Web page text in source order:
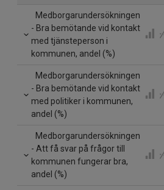
Medborgarundersökningen
- Bra bemötande vid kontakt
med tjänsteperson i
kommunen, andel (%)
Medborgarundersökningen
- Bra bemötande vid kontakt
med politiker i kommunen,
andel (%)
Medborgarundersökningen
- Att få svar på frågor till
kommunen fungerar bra,
andel (%)